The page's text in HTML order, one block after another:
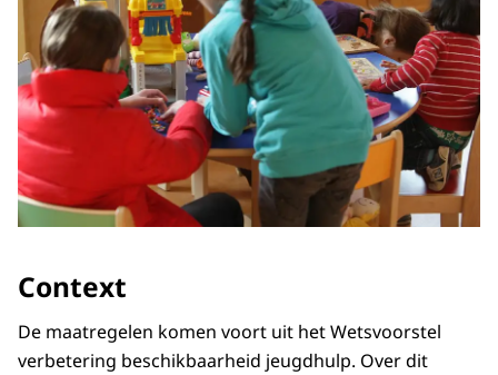
Context
De maatregelen komen voort uit het Wetsvoorstel
verbetering beschikbaarheid jeugdhulp. Over dit